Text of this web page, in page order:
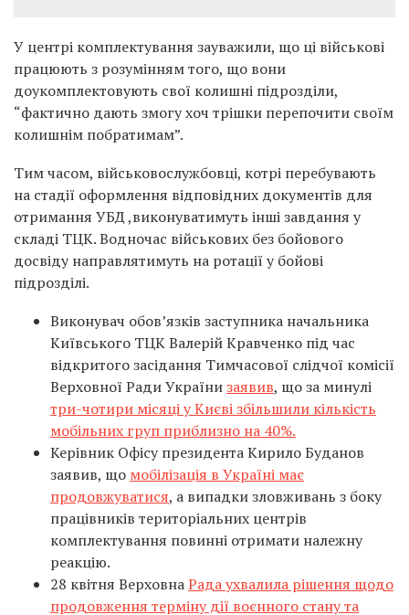
У центрі комплектування зауважили, що ці військові
працюють з розумінням того, що вони
доукомплектовують свої колишні підрозділи,
“фактично дають змогу хоч трішки перепочити своїм
колишнім побратимам”.
Тим часом, військовослужбовці, котрі перебувають
на стадії оформлення відповідних документів для
отримання УБД ,виконуватимуть інші завдання у
складі ТЦК. Водночас військових без бойового
досвіду направлятимуть на ротації у бойові
підрозділі.
Виконувач обов’язків заступника начальника
Київського ТЦК Валерій Кравченко під час
відкритого засідання Тимчасової слідчої комісії
Верховної Ради Українизаявив, що за минулі
три-чотири місяці у Києві збільшили кількість
мобільних груп приблизно на 40%.
Керівник Офісу президента Кирило Буданов
заявив, що мобілізація в Україні має
продовжуватися, а випадки зловживань з боку
працівників територіальних центрів
комплектування повинні отримати належну
реакцію.
28 квітня ВерховнаРада ухвалила рішення щодо
продовження терміну дії воєнного стану та